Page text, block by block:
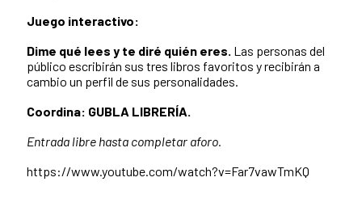
Juego interactivo:
Dime qué lees y te diré quién eres. Las personas del
público escribirán sus tres libros favoritos y recibirán a
cambio un perfil de sus personalidades.
Coordina: GUBLA LIBRERÍA.
Entrada libre hasta completar aforo.
https://www.youtube.com/watch?v=Far7vawTmKQ